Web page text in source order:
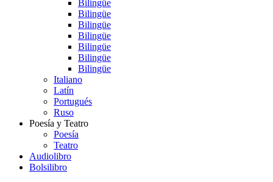
Bilingüe
Bilingüe
Bilingüe
Bilingüe
Bilingüe
Bilingüe
Bilingüe
Italiano
Latín
Portugués
Ruso
Poesía y Teatro
Poesía
Teatro
Audiolibro
Bolsilibro